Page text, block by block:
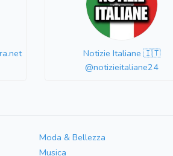
Notizie Italiane 🇮🇹
@notizieitaliane24
Moda & Bellezza
Musica